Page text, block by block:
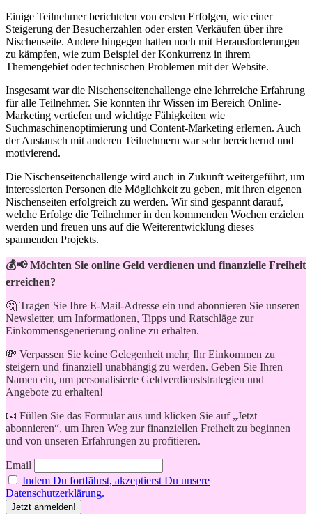
Einige Teilnehmer berichteten von ersten‌ Erfolgen, wie‌ einer
Steigerung​ der Besucherzahlen oder ersten ⁢Verkäufen über ihre
⁤Nischenseite.⁢ Andere hingegen‍ hatten noch mit Herausforderungen⁤
zu kämpfen, ‌wie zum Beispiel der ⁢Konkurrenz in ‍ihrem
Themengebiet oder technischen Problemen mit der ⁢Website.
Insgesamt war die Nischenseitenchallenge eine ‍lehrreiche Erfahrung
für alle Teilnehmer. ⁢Sie konnten ihr Wissen im Bereich Online-
Marketing ⁤vertiefen und wichtige Fähigkeiten ⁤wie
Suchmaschinenoptimierung und Content-Marketing erlernen.‍ Auch
der Austausch mit anderen‍ Teilnehmern war sehr bereichernd und
motivierend.
Die Nischenseitenchallenge wird auch⁤ in Zukunft weitergeführt, um
interessierten Personen die Möglichkeit zu geben, mit ⁤ihren eigenen
Nischenseiten erfolgreich zu werden. Wir​ sind gespannt darauf,
welche Erfolge die Teilnehmer ⁤in den kommenden​ Wochen ⁢erzielen
werden​ und freuen ⁤uns auf die Weiterentwicklung ⁣dieses
spannenden Projekts.
💰📢 Möchten Sie online Geld verdienen und finanzielle Freiheit
erreichen?
🤔 Tragen Sie Ihre E-Mail-Adresse ein und abonnieren Sie unseren
Newsletter, um Informationen, Tipps und Ratschläge zur
Einkommensgenerierung online zu erhalten.
💸 Verpassen Sie keine Gelegenheit mehr, Ihr Einkommen zu
steigern und finanziell unabhängig zu werden. Geben Sie Ihren
Namen ein, um personalisierte Geldverdienststrategien und
Angebote zu erhalten!
📧 Füllen Sie das Formular aus und klicken Sie auf „Jetzt
abonnieren“, um Ihren Weg zur finanziellen Freiheit zu beginnen
und von unseren Erfahrungen zu profitieren.
Email
Indem Du fortfährst, akzeptierst Du unsere
Datenschutzerklärung.